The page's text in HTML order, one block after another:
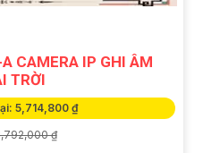
CAMERA IP GHI ÂM
TRỜI
5,714,800 ₫
₫